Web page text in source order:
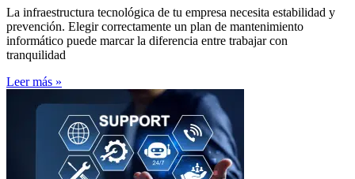
La infraestructura tecnológica de tu empresa necesita estabilidad y
prevención. Elegir correctamente un plan de mantenimiento
informático puede marcar la diferencia entre trabajar con
tranquilidad
Leer más »